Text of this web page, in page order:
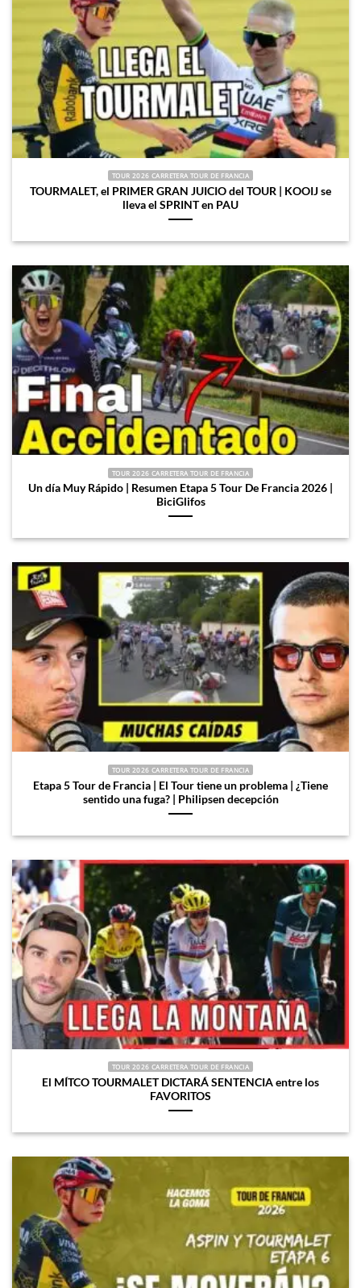
TOUR 2026 CARRETERA TOUR DE FRANCIA
TOURMALET, el PRIMER GRAN JUICIO del TOUR | KOOIJ se
lleva el SPRINT en PAU
TOUR 2026 CARRETERA TOUR DE FRANCIA
Un día Muy Rápido | Resumen Etapa 5 Tour De Francia 2026 |
BiciGlifos
TOUR 2026 CARRETERA TOUR DE FRANCIA
Etapa 5 Tour de Francia | El Tour tiene un problema | ¿Tiene
sentido una fuga? | Philipsen decepción
TOUR 2026 CARRETERA TOUR DE FRANCIA
El MÍTCO TOURMALET DICTARÁ SENTENCIA entre los
FAVORITOS